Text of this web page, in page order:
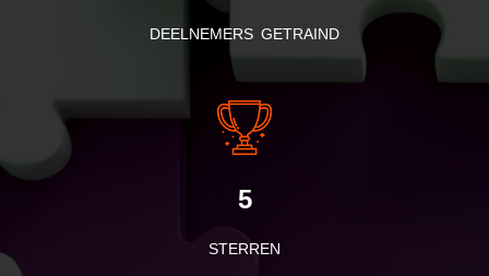
DEELNEMERS GETRAIND
5
STERREN